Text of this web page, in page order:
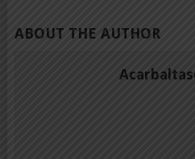
ABOUT THE AUTHOR